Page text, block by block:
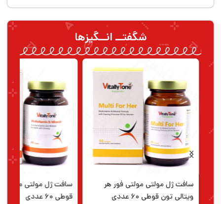
شگفتــ انــگیزها
سافت ژل مولتی مولتی فور هر
ویتالی تون قوطی ۶۰ عددی
سافت ژل مولتی مینرال
قوطی ۶۰ عددی